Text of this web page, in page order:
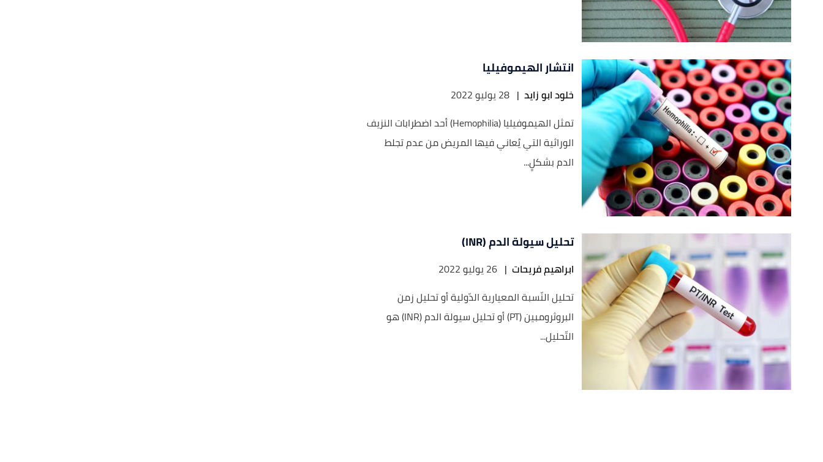
انتشار الهيموفيليا
خلود ابو زايد | 28 يوليو 2022
تمثل الهيموفيليا (Hemophilia) أحد اضطرابات النزيف
الوراثية التي يُعاني فيها المريض من عدم تجلط
الدم بشكلٍ...
تحليل سيولة الدم (INR)
ابراهيم فريحات | 26 يوليو 2022
تحليل النّسبة المعيارية الدّولية أو تحليل زمن
البروثرومبين (PT) أو تحليل سيولة الدم (INR) هو
التّحليل...